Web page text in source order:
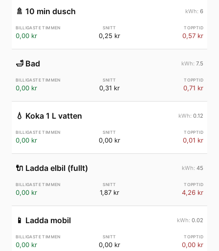
🚿 10 min dusch 6
0,00 kr 0,25 kr 0,57 kr
🛁 Bad 7.5
0,00 kr 0,31 kr 0,71 kr
💧 Koka 1 L vatten 0.12
0,00 kr 0,00 kr 0,01 kr
🔌 Ladda elbil (fullt) 45
0,00 kr 1,87 kr 4,26 kr
📱 Ladda mobil 0.02
0,00 kr 0,00 kr 0,00 kr